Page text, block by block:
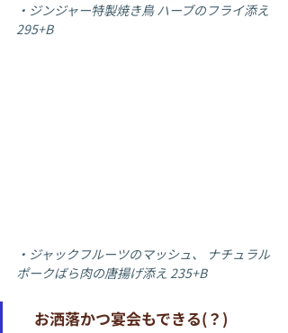
・ジンジャー特製焼き鳥 ハーブのフライ添え
295+B
・ジャックフルーツのマッシュ、 ナチュラル
ポークばら肉の唐揚げ添え 235+B
お洒落かつ宴会もできる(？)